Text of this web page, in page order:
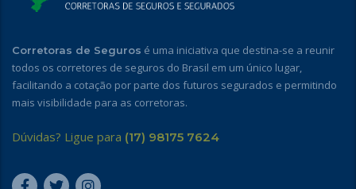
Corretoras de Seguros é uma iniciativa que destina-se a reunir
todos os corretores de seguros do Brasil em um único lugar,
facilitando a cotação por parte dos futuros segurados e permitindo
mais visibilidade para as corretoras.
Dúvidas? Ligue para (17) 98175 7624